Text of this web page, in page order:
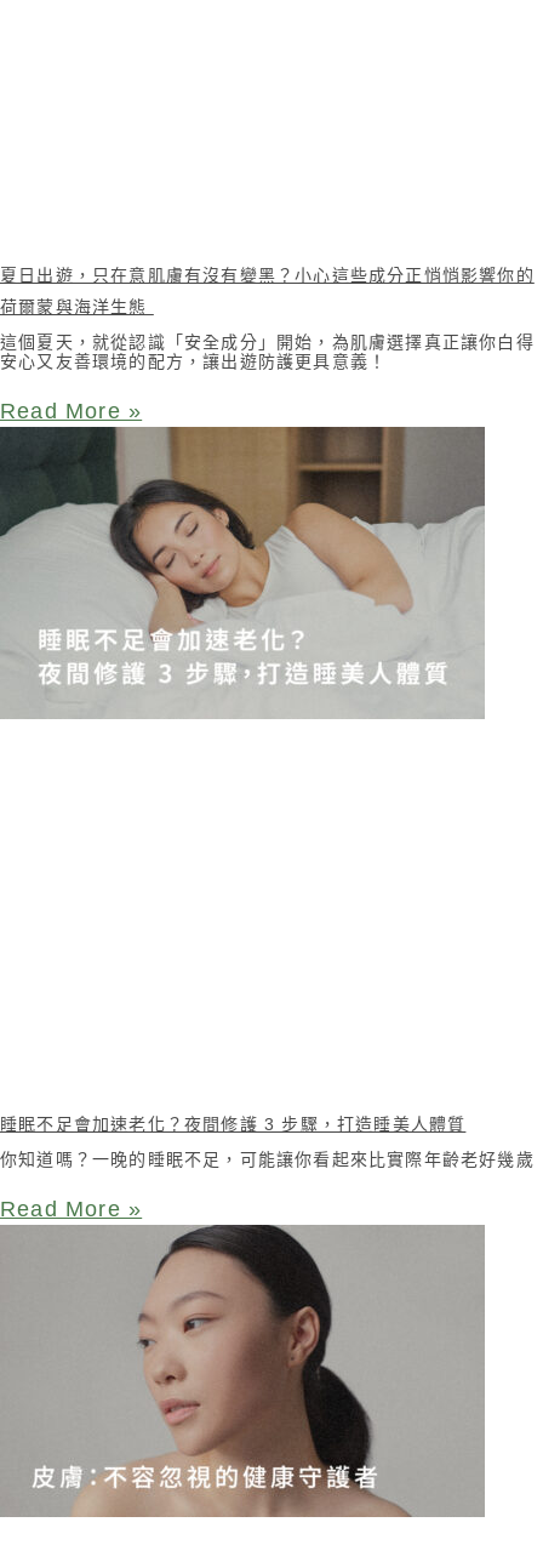
夏日出遊，只在意肌膚有沒有變黑？小心這些成分正悄悄影響你的
荷爾蒙與海洋生態
這個夏天，就從認識「安全成分」開始，為肌膚選擇真正讓你白得
安心又友善環境的配方，讓出遊防護更具意義！
Read More »
睡眠不足會加速老化？夜間修護 3 步驟，打造睡美人體質
你知道嗎？一晚的睡眠不足，可能讓你看起來比實際年齡老好幾歲
Read More »